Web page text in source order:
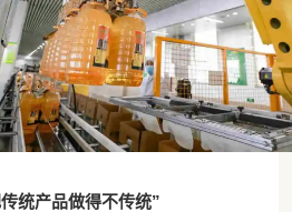
统产品做得不传统”